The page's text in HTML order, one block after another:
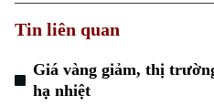
Tin liên quan
Giá vàng giảm, thị
hạ nhiệt